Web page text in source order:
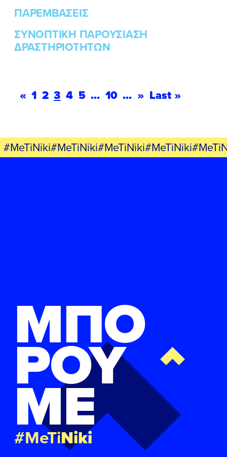
ΠΑΡΕΜΒΑΣΕΙΣ
ΣΥΝΟΠΤΙΚΗ ΠΑΡΟΥΣΙΑΣΗ
ΔΡΑΣΤΗΡΙΟΤΗΤΩΝ
« 1 2 3 4 5 ... 10 ... » Last »
ΜΠΟ
ΡΟΥ
ΜΕ
#MeTiNiki